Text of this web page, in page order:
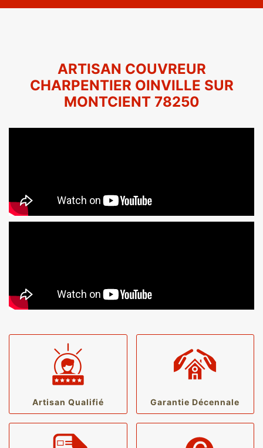
ARTISAN COUVREUR
CHARPENTIER OINVILLE SUR
MONTCIENT 78250
Artisan Qualifié Garantie Décennale